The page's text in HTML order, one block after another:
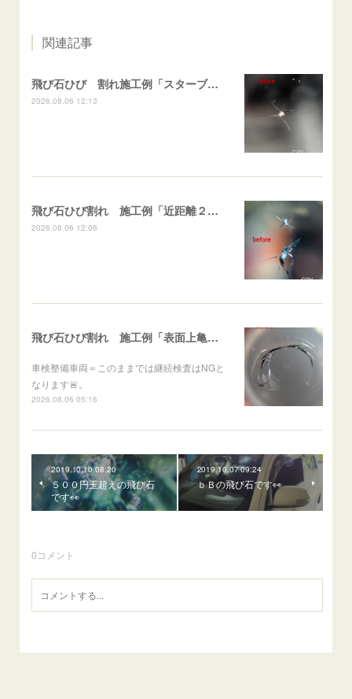
関連記事
飛び石ひび 割れ施工例「スターブレイク系」 フリード
2026.08.06 12:13
飛び石ひび割れ 施工例「近距離２箇所・パーシャル系+スターブレイク系」ハイエース
2026.08.06 12:06
飛び石ひび割れ 施工例「表面上亀裂・ダメージクラック」ステラ
車検整備車両＝このままでは継続検査はNGと
なります🚨。
2026.08.06 05:16
2019.10.10 08:20
５００円玉超えの飛び石
です👀
2019.10.07 09:24
ｂＢの飛び石です👀
0コメント